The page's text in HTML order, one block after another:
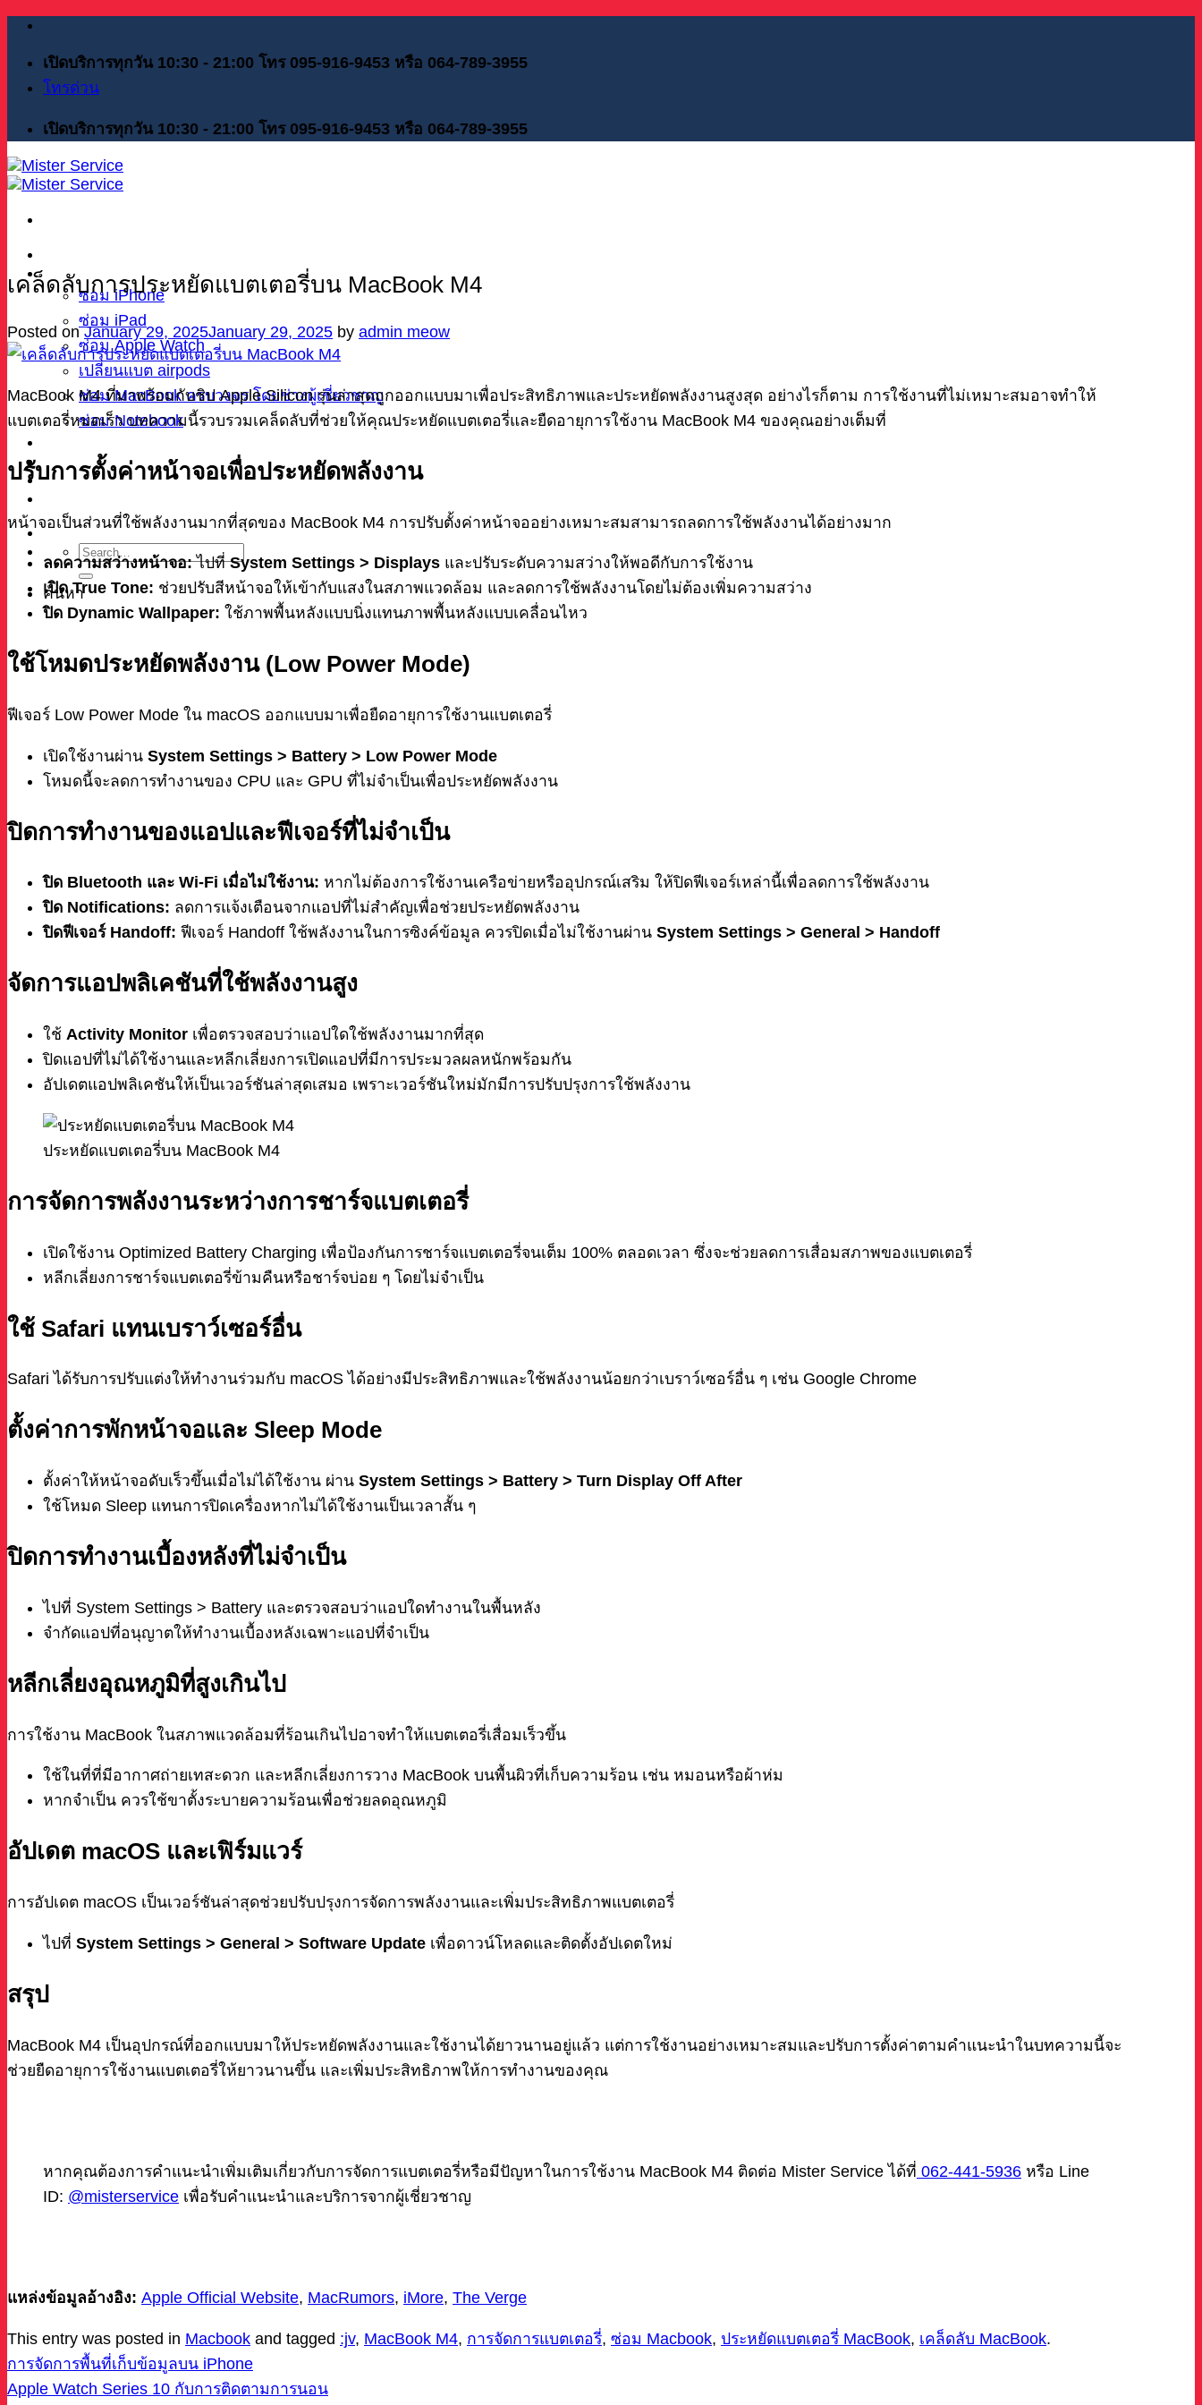
Skip
contentเปิดบริการทุกวัน 10:30 - 21:00 โทร 095-916-9453 หรือ 064-789-3955
โทรด่วน
เปิดบริการทุกวัน 10:30 - 21:00 โทร 095-916-9453 หรือ 064-789-3955
บริการของเรา
ซ่อม iPhone
ซ่อม iPad
ซ่อม Apple Watch
เปลี่ยนแบต airpods
ซ่อม MacBook ครบวงจร โดยช่างผู้เชี่ยวชาญ
ซ่อม Notebook
บทความ
เกี่ยวกับเรา
ค้นหา
เคล็ดลับการประหยัดแบตเตอรี่บน MacBook M4
Posted onJanuary 29, 2025January 29, 2025 by admin meow
MacBook M4 ที่มาพร้อมกับชิป Apple Silicon รุ่นล่าสุดถูกออกแบบมาเพื่อประสิทธิภาพและประหยัดพลังงานสูงสุด อย่างไรก็ตาม การใช้งานที่ไม่เหมาะสมอาจทำให้
แบตเตอรี่หมดเร็ว บทความนี้รวบรวมเคล็ดลับที่ช่วยให้คุณประหยัดแบตเตอรี่และยืดอายุการใช้งาน MacBook M4 ของคุณอย่างเต็มที่
ปรับการตั้งค่าหน้าจอเพื่อประหยัดพลังงาน
หน้าจอเป็นส่วนที่ใช้พลังงานมากที่สุดของ MacBook M4 การปรับตั้งค่าหน้าจออย่างเหมาะสมสามารถลดการใช้พลังงานได้อย่างมาก
ลดความสว่างหน้าจอ:ไปที่System Settings > Displays และปรับระดับความสว่างให้พอดีกับการใช้งาน
เปิด True Tone: ช่วยปรับสีหน้าจอให้เข้ากับแสงในสภาพแวดล้อม และลดการใช้พลังงานโดยไม่ต้องเพิ่มความสว่าง
ปิด Dynamic Wallpaper: ใช้ภาพพื้นหลังแบบนิ่งแทนภาพพื้นหลังแบบเคลื่อนไหว
ใช้โหมดประหยัดพลังงาน (Low Power Mode)
ฟีเจอร์ Low Power Mode ใน macOS ออกแบบมาเพื่อยืดอายุการใช้งานแบตเตอรี่
เปิดใช้งานผ่าน System Settings > Battery > Low Power Mode
โหมดนี้จะลดการทำงานของ CPU และ GPU ที่ไม่จำเป็นเพื่อประหยัดพลังงาน
ปิดการทำงานของแอปและฟีเจอร์ที่ไม่จำเป็น
ปิด Bluetooth และ Wi-Fi เมื่อไม่ใช้งาน: หากไม่ต้องการใช้งานเครือข่ายหรืออุปกรณ์เสริม ให้ปิดฟีเจอร์เหล่านี้เพื่อลดการใช้พลังงาน
ปิด Notifications: ลดการแจ้งเตือนจากแอปที่ไม่สำคัญเพื่อช่วยประหยัดพลังงาน
ปิดฟีเจอร์ Handoff: ฟีเจอร์ Handoff ใช้พลังงานในการซิงค์ข้อมูล ควรปิดเมื่อไม่ใช้งานผ่าน System Settings > General > Handoff
จัดการแอปพลิเคชันที่ใช้พลังงานสูง
ใช้ Activity Monitor เพื่อตรวจสอบว่าแอปใดใช้พลังงานมากที่สุด
ปิดแอปที่ไม่ได้ใช้งานและหลีกเลี่ยงการเปิดแอปที่มีการประมวลผลหนักพร้อมกัน
อัปเดตแอปพลิเคชันให้เป็นเวอร์ชันล่าสุดเสมอ เพราะเวอร์ชันใหม่มักมีการปรับปรุงการใช้พลังงาน
ประหยัดแบตเตอรี่บน MacBook M4
การจัดการพลังงานระหว่างการชาร์จแบตเตอรี่
เปิดใช้งาน Optimized Battery Charging เพื่อป้องกันการชาร์จแบตเตอรี่จนเต็ม 100% ตลอดเวลา ซึ่งจะช่วยลดการเสื่อมสภาพของแบตเตอรี่
หลีกเลี่ยงการชาร์จแบตเตอรี่ข้ามคืนหรือชาร์จบ่อย ๆ โดยไม่จำเป็น
ใช้ Safari แทนเบราว์เซอร์อื่น
Safari ได้รับการปรับแต่งให้ทำงานร่วมกับ macOS ได้อย่างมีประสิทธิภาพและใช้พลังงานน้อยกว่าเบราว์เซอร์อื่น ๆ เช่น Google Chrome
ตั้งค่าการพักหน้าจอและ Sleep Mode
ตั้งค่าให้หน้าจอดับเร็วขึ้นเมื่อไม่ได้ใช้งาน ผ่าน System Settings > Battery > Turn Display Off After
ใช้โหมด Sleep แทนการปิดเครื่องหากไม่ได้ใช้งานเป็นเวลาสั้น ๆ
ปิดการทำงานเบื้องหลังที่ไม่จำเป็น
ไปที่ System Settings > Battery และตรวจสอบว่าแอปใดทำงานในพื้นหลัง
จำกัดแอปที่อนุญาตให้ทำงานเบื้องหลังเฉพาะแอปที่จำเป็น
หลีกเลี่ยงอุณหภูมิที่สูงเกินไป
การใช้งาน MacBook ในสภาพแวดล้อมที่ร้อนเกินไปอาจทำให้แบตเตอรี่เสื่อมเร็วขึ้น
ใช้ในที่ที่มีอากาศถ่ายเทสะดวก และหลีกเลี่ยงการวาง MacBook บนพื้นผิวที่เก็บความร้อน เช่น หมอนหรือผ้าห่ม
หากจำเป็น ควรใช้ขาตั้งระบายความร้อนเพื่อช่วยลดอุณหภูมิ
อัปเดต macOS และเฟิร์มแวร์
การอัปเดต macOS เป็นเวอร์ชันล่าสุดช่วยปรับปรุงการจัดการพลังงานและเพิ่มประสิทธิภาพแบตเตอรี่
ไปที่ System Settings > General > Software Update เพื่อดาวน์โหลดและติดตั้งอัปเดตใหม่
สรุป
MacBook M4 เป็นอุปกรณ์ที่ออกแบบมาให้ประหยัดพลังงานและใช้งานได้ยาวนานอยู่แล้ว แต่การใช้งานอย่างเหมาะสมและปรับการตั้งค่าตามคำแนะนำในบทความนี้จะ
ช่วยยืดอายุการใช้งานแบตเตอรี่ให้ยาวนานขึ้น และเพิ่มประสิทธิภาพให้การทำงานของคุณ
หากคุณต้องการคำแนะนำเพิ่มเติมเกี่ยวกับการจัดการแบตเตอรี่หรือมีปัญหาในการใช้งาน MacBook M4 ติดต่อ Mister Service ได้ที่ 062-441-5936 หรือ Line
ID: @misterservice เพื่อรับคำแนะนำและบริการจากผู้เชี่ยวชาญ
แหล่งข้อมูลอ้างอิง: Apple Official Website, MacRumors, iMore, The Verge
This entry was posted in Macbook and tagged :jv, MacBook M4, การจัดการแบตเตอรี่, ซ่อม Macbook, ประหยัดแบตเตอรี่ MacBook, เคล็ดลับ MacBook.
การจัดการพื้นที่เก็บข้อมูลบน iPhone
Apple Watch Series 10 กับการติดตามการนอน